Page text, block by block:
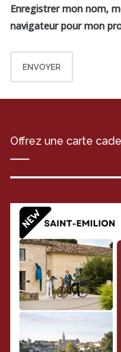
Enregistrer mon nom,
navigateur pour mon
Offrez une carte